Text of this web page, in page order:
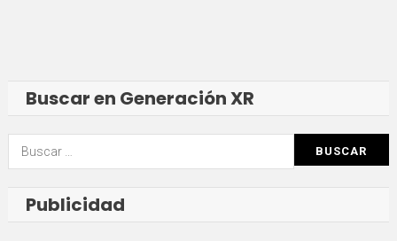
Buscar en Generación XR
Buscar:
Publicidad